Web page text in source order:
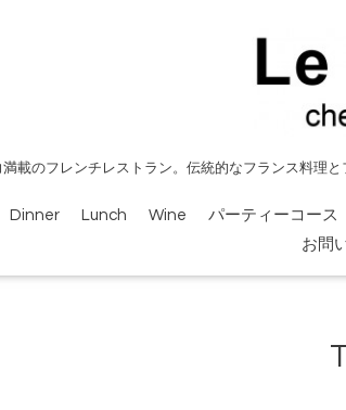
載のフレンチレストラン。伝統的なフランス料理
Dinner Lunch Wine パーティーコース
お問